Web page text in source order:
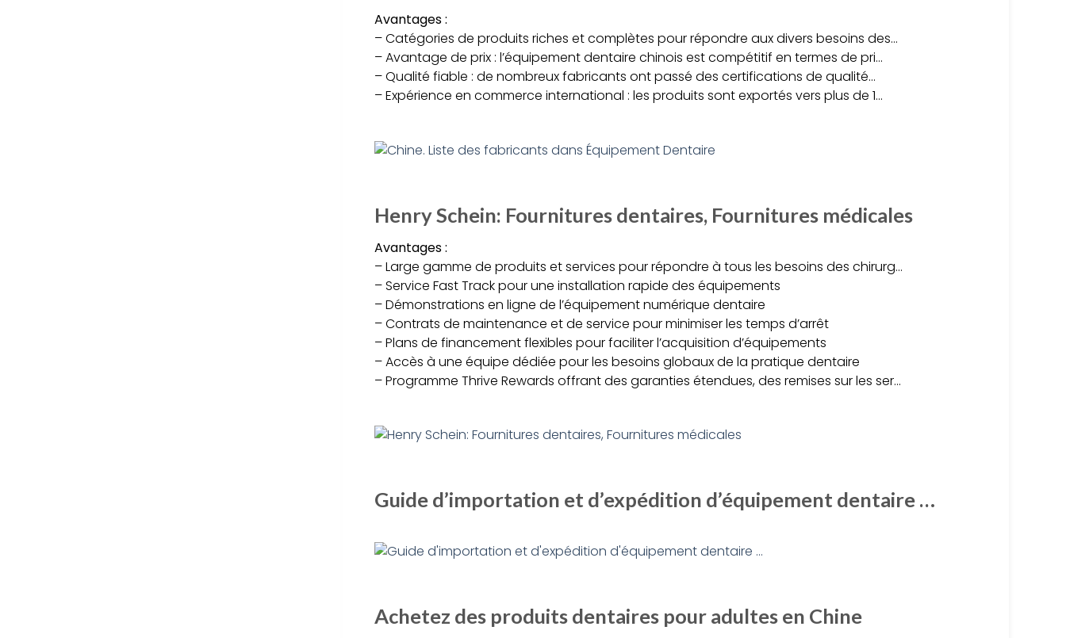
Avantages :
– Catégories de produits riches et complètes pour répondre aux divers besoins des…
– Avantage de prix : l’équipement dentaire chinois est compétitif en termes de pri…
– Qualité fiable : de nombreux fabricants ont passé des certifications de qualité…
– Expérience en commerce international : les produits sont exportés vers plus de 1…
Henry Schein: Fournitures dentaires, Fournitures médicales
Avantages :
– Large gamme de produits et services pour répondre à tous les besoins des chirurg…
– Service Fast Track pour une installation rapide des équipements
– Démonstrations en ligne de l’équipement numérique dentaire
– Contrats de maintenance et de service pour minimiser les temps d’arrêt
– Plans de financement flexibles pour faciliter l’acquisition d’équipements
– Accès à une équipe dédiée pour les besoins globaux de la pratique dentaire
– Programme Thrive Rewards offrant des garanties étendues, des remises sur les ser…
Guide d’importation et d’expédition d’équipement dentaire …
Achetez des produits dentaires pour adultes en Chine